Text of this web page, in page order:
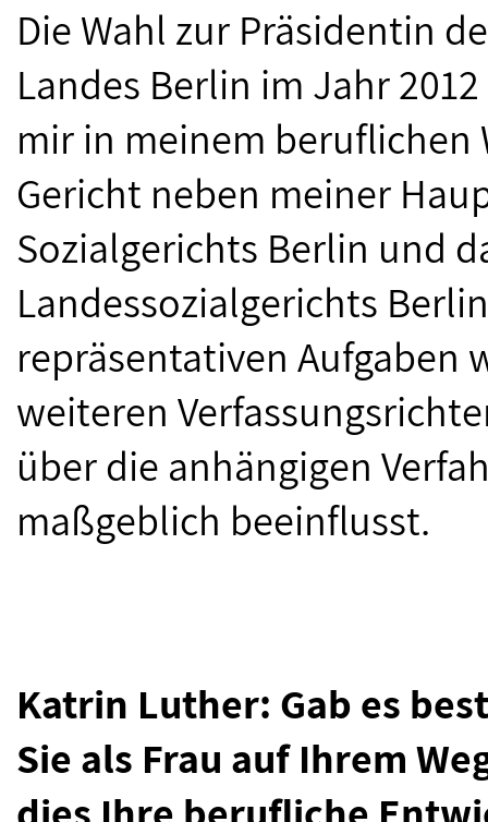
Die Wahl zur Präsidentin
Landes Berlin im Jahr
mir in meinem beruflichen
Gericht neben meiner
Sozialgerichts Berlin und
Landessozialgerichts
repräsentativen Aufgaben
weiteren
über die anhängigen
maßgeblich beeinflusst.
Katrin Luther: Gab es
Sie als Frau auf Ihrem